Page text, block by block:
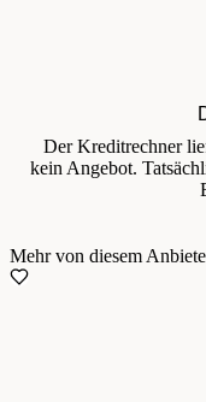
Der Kreditrechner
kein Angebot.
Mehr von diesem